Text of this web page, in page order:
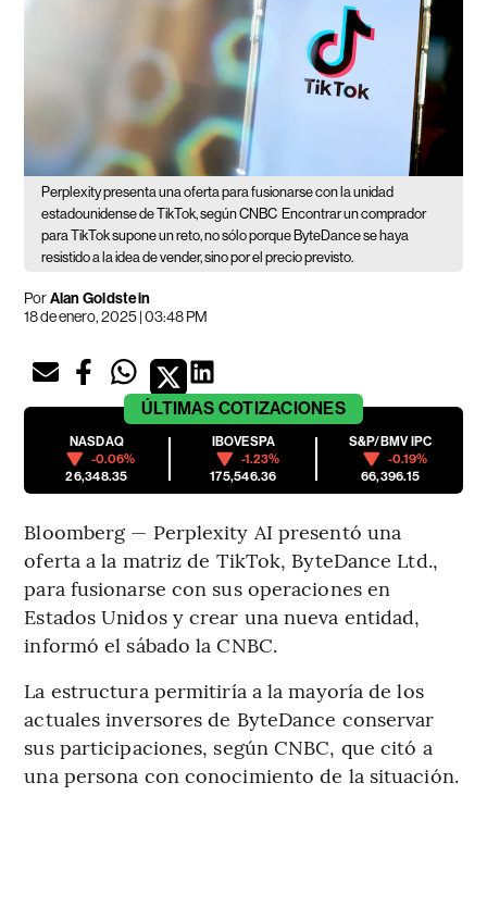
Perplexity presenta una oferta para fusionarse con la unidad
estadounidense de TikTok, según CNBC Encontrar un comprador
para TikTok supone un reto, no sólo porque ByteDance se haya
resistido a la idea de vender, sino por el precio previsto.
PorAlan Goldstein
18 de enero, 2025 | 03:48 PM
ÚLTIMAS COTIZACIONES
NASDAQ
-0.06%
26,348.35
IBOVESPA
-1.23%
175,546.36
S&P/BMV IPC
-0.19%
66,396.15
Bloomberg — Perplexity AI presentó una
oferta a la matriz de TikTok, ByteDance Ltd.,
para fusionarse con sus operaciones en
Estados Unidos y crear una nueva entidad,
informó el sábado la CNBC.
La estructura permitiría a la mayoría de los
actuales inversores de ByteDance conservar
sus participaciones, según CNBC, que citó a
una persona con conocimiento de la situación.